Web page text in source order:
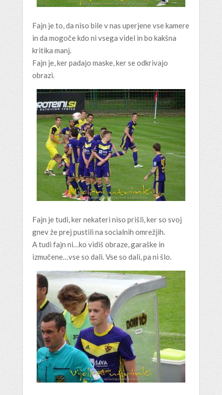
Fajn je to, da niso bile v nas uperjene vse kamere
in da mogoče kdo ni vsega videl in bo kakšna
kritika manj.
Fajn je, ker padajo maske, ker se odkrivajo
obrazi.
Fajn je tudi, ker nekateri niso prišli, ker so svoj
gnev že prej pustili na socialnih omrežjih.
A tudi fajn ni…ko vidiš obraze, garaške in
izmučene…vse so dali. Vse so dali, pa ni šlo.